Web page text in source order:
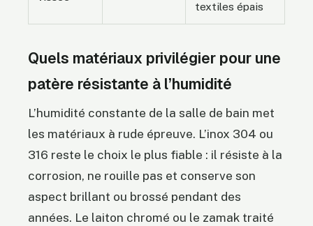
textiles épais
Quels matériaux privilégier pour une
patère résistante à l’humidité
L’humidité constante de la salle de bain met
les matériaux à rude épreuve. L’inox 304 ou
316 reste le choix le plus fiable : il résiste à la
corrosion, ne rouille pas et conserve son
aspect brillant ou brossé pendant des
années. Le laiton chromé ou le zamak traité